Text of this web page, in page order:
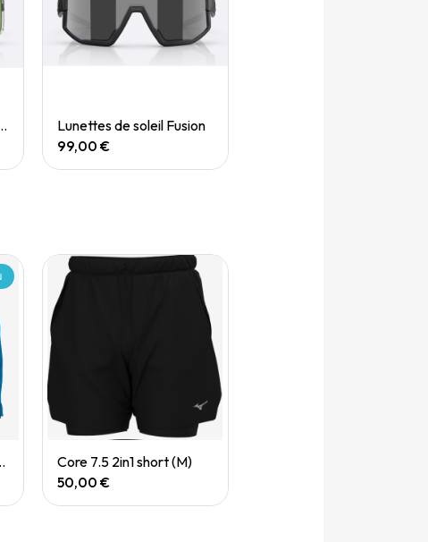
P001 Small
Quick View
Lunettes de soleil Fusion
99,00 €
(M)
Quick View
Core 7.5 2in1 short (M)
50,00 €